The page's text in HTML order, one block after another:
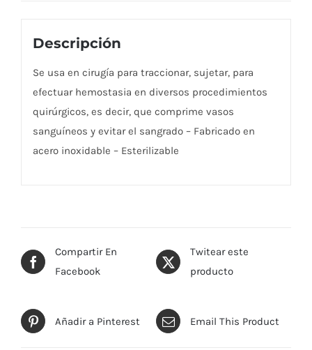
Descripción
Se usa en cirugía para traccionar, sujetar, para
efectuar hemostasia en diversos procedimientos
quirúrgicos, es decir, que comprime vasos
sanguíneos y evitar el sangrado – Fabricado en
acero inoxidable – Esterilizable
Compartir En
Facebook
Twitear este
producto
Añadir a Pinterest Email This Product